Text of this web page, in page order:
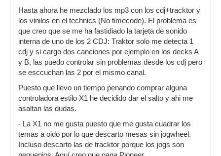
Hasta ahora he mezclado los mp3 con los cdj+tracktor y
los vinilos en el technics (No timecode). El problema es
que creo que se me ha fastidiado la tarjeta de sonido
interna de uno de los 2 CDJ: Traktor solo me detecta 1
cdj y si cargo dos canciones por ejemplo en los decks A
y B, las puedo controlar sin problemas desde los cdj pero
se esccuchan las 2 por el mismo canal.
Puesto que llevo un tiempo penando comprar alguna
controladora estilo X1 he decidido dar el salto y ahi me
asaltan las dudas.
- La X1 no me gusta puesto que me gusta cuadrar los
temas a oido por lo que descarto mesas sin jogwheel.
Incluso descarto las de tracktor porque los jogs son